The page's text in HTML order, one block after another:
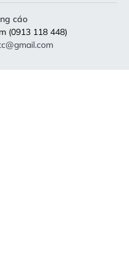
cáo
(0913 118 448)